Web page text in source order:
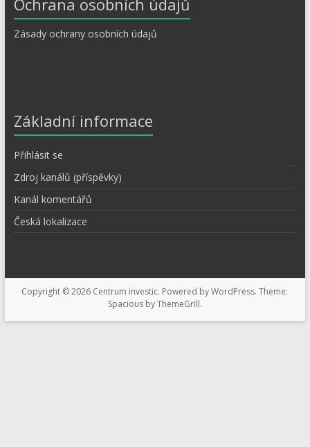
Ochrana osobních údajů
Zásady ochrany osobních údajů
Základní informace
Přihlásit se
Zdroj kanálů (příspěvky)
Kanál komentářů
Česká lokalizace
Copyright © 2026 Centrum investic. Powered byWordPress. Theme:
Spacious byThemeGrill.